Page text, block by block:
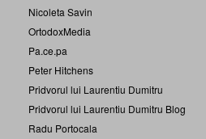
Nicoleta Savin
OrtodoxMedia
Pa.ce.pa
Peter Hitchens
Pridvorul lui Laurentiu Dumitru
Pridvorul lui Laurentiu Dumitru Blog
Radu Portocala